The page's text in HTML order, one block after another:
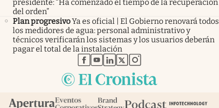
presidente: “Ha comenzado el tiempo de la recuperación
del orden”
Plan progresivoYa es oficial | El Gobierno renovará todos
los medidores de agua: personal administrativo y
técnicos verificarán los sistemas y los usuarios deberán
pagar el total de la instalación
abre en nueva pestaña
abre en nueva pestaña
abre en nueva pestaña
abre en nueva pestaña
abre en nueva pestaña